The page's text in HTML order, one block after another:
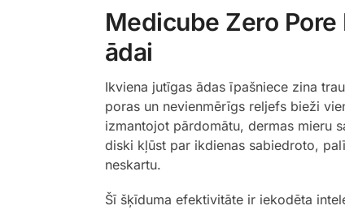
Medicube Zero
ādai
Ikviena jutīgas ādas īpašniece zina
poras un nevienmērīgs reljefs bieži
izmantojot pārdomātu, dermas mieru
diski kļūst par ikdienas sabiedroto,
neskartu.
Šī šķīduma efektivitāte ir iekodēta